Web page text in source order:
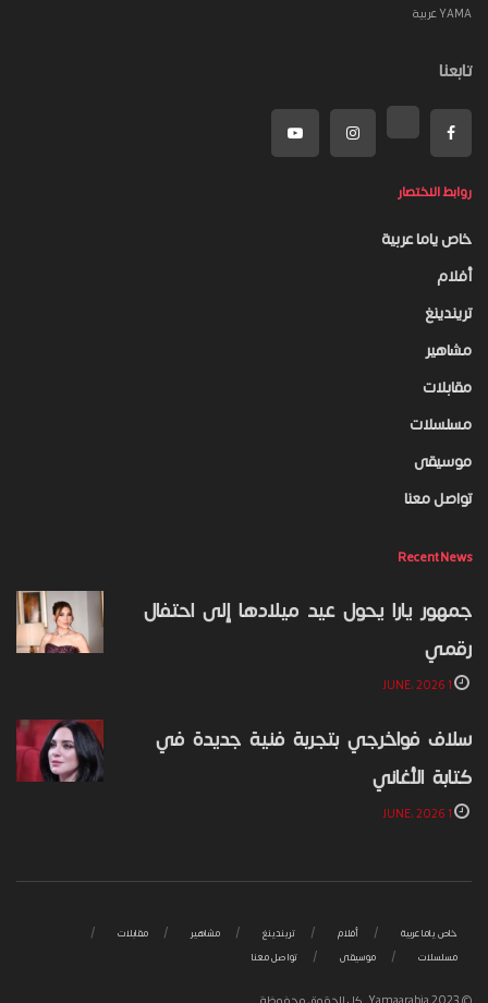
YAMA عربية
تابعنا
روابط الاختصار
خاص ياما عربية
أفلام
تريندينغ
مشاهير
مقابلات
مسلسلات
موسيقى
تواصل معنا
Recent News
جمهور يارا يحول عيد ميلادها إلى احتفال
رقمي
سلاف فواخرجي بتجربة فنية جديدة في
كتابة الأغاني
خاص ياما عربية أفلام تريندينغ مشاهير
مقابلات
مسلسلات
موسيقى تواصل معنا